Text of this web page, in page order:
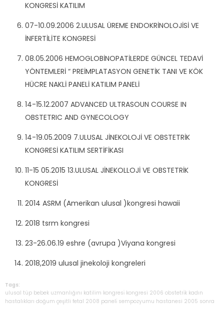
KONGRESİ KATILIM
07-10.09.2006 2.ULUSAL ÜREME ENDOKRİNOLOJİSİ VE
İNFERTİLİTE KONGRESİ
08.05.2006 HEMOGLOBİNOPATİLERDE GÜNCEL TEDAVİ
YÖNTEMLERİ “ PREİMPLATASYON GENETİK TANI VE KÖK
HÜCRE NAKLİ PANELİ KATILIM PANELİ
14-15.12.2007 ADVANCED ULTRASOUN COURSE IN
OBSTETRIC AND GYNECOLOGY
14-19.05.2009 7.ULUSAL JİNEKOLOJİ VE OBSTETRİK
KONGRESİ KATILIM SERTİFİKASI
11-15 05.2015 13.ULUSAL JİNEKOLLOJİ VE OBSTETRİK
KONGRESİ
2014 ASRM (Amerikan ulusal )kongresi hawaii
2018 tsrm kongresi
23-26.06.19 eshre (avrupa )Viyana kongresi
2018,2019 ulusal jinekoloji kongreleri
Tags:
ulusal tüp bebek uzmanlığını katilim kongresi̇ kongresi 2006 obstetri̇k kadın
hastalıkları doğum çeşitli fetal 2008 paneli̇ sempozyumu hastanesi 2005 sonra